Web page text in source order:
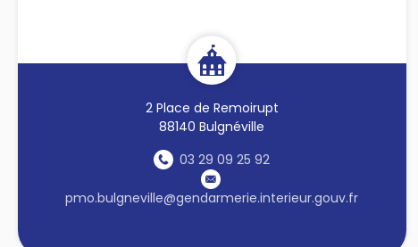
2 Place de Remoirupt
88140 Bulgnéville
03 29 09 25 92
pmo.bulgneville@gendarmerie.interieur.gouv.fr